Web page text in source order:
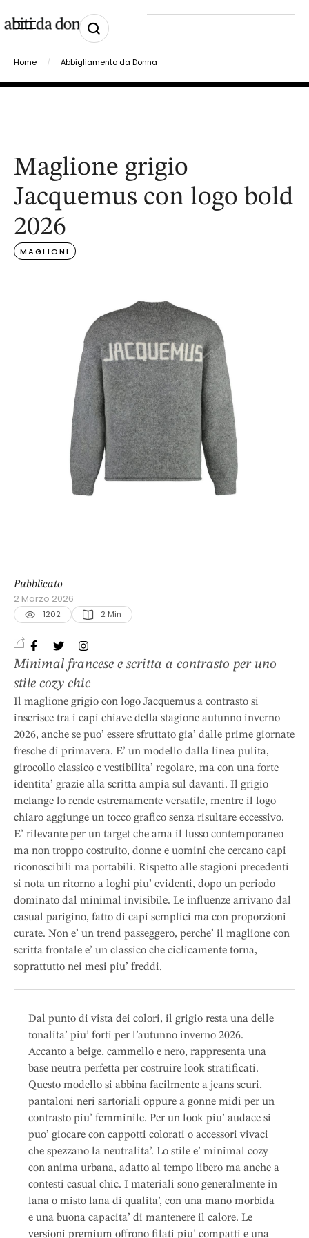
Home / Abbigliamento da Donna
Maglione grigio
Jacquemus con logo bold
2026
MAGLIONI
Pubblicato
2 Marzo 2026
1202 2 Min
Minimal francese e scritta a contrasto per uno
stile cozy chic
Il maglione grigio con logo Jacquemus a contrasto si
inserisce tra i capi chiave della stagione autunno inverno
2026, anche se puo’ essere sfruttato gia’ dalle prime giornate
fresche di primavera. E’ un modello dalla linea pulita,
girocollo classico e vestibilita’ regolare, ma con una forte
identita’ grazie alla scritta ampia sul davanti. Il grigio
melange lo rende estremamente versatile, mentre il logo
chiaro aggiunge un tocco grafico senza risultare eccessivo.
E’ rilevante per un target che ama il lusso contemporaneo
ma non troppo costruito, donne e uomini che cercano capi
riconoscibili ma portabili. Rispetto alle stagioni precedenti
si nota un ritorno a loghi piu’ evidenti, dopo un periodo
dominato dal minimal invisibile. Le influenze arrivano dal
casual parigino, fatto di capi semplici ma con proporzioni
curate. Non e’ un trend passeggero, perche’ il maglione con
scritta frontale e’ un classico che ciclicamente torna,
soprattutto nei mesi piu’ freddi.
Dal punto di vista dei colori, il grigio resta una delle
tonalita’ piu’ forti per l’autunno inverno 2026.
Accanto a beige, cammello e nero, rappresenta una
base neutra perfetta per costruire look stratificati.
Questo modello si abbina facilmente a jeans scuri,
pantaloni neri sartoriali oppure a gonne midi per un
contrasto piu’ femminile. Per un look piu’ audace si
puo’ giocare con cappotti colorati o accessori vivaci
che spezzano la neutralita’. Lo stile e’ minimal cozy
con anima urbana, adatto al tempo libero ma anche a
contesti casual chic. I materiali sono generalmente in
lana o misto lana di qualita’, con una mano morbida
e una buona capacita’ di mantenere il calore. Le
versioni premium offrono filati piu’ compatti e una